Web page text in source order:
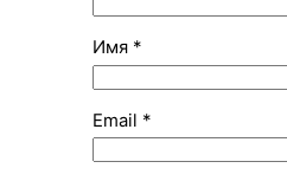
Имя *
Email *